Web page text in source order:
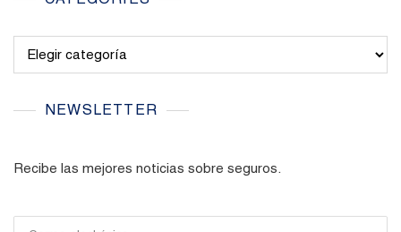
NEWSLETTER
Recibe las mejores noticias sobre seguros.